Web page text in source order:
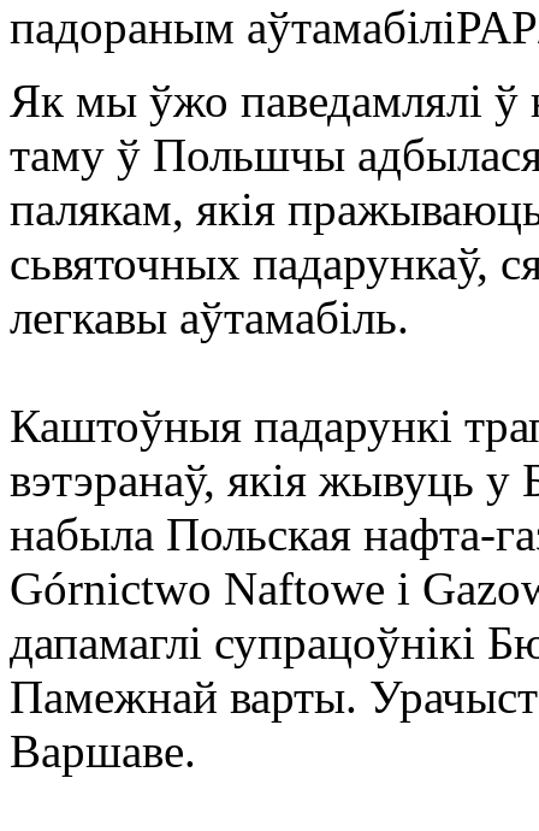
падораным аўтамабілі
Як мы ўжо паведамлялі ў
таму ў Польшчы
палякам, якія
сьвяточных падарункаў,
легкавы аўтамабіль.
Каштоўныя падарункі
вэтэранаў, якія жывуць у
набыла Польская нафта-
Górnictwo Naftowe i
дапамаглі супрацоўнікі
Памежнай варты.
Варшаве.